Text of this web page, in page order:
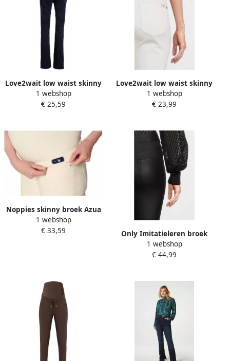
Love2wait low waist skinny
broek Emerald
donkerblauw Dames Denim
1 webshop
€ 25,59
Love2wait low waist skinny
broek Emerald wit Dames
Stretchkatoen Effen 31
1 webshop
€ 23,99
Noppies skinny broek Azua
ecru Dames Katoen Effen 26
1 webshop
€ 33,59
Only Imitatieleren broek
ONLALIDA HW SKINNY
COATED PANT PNT
1 webshop
€ 44,99